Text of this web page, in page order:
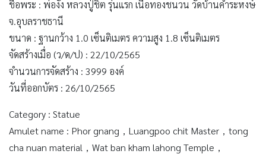
ชื่อพระ : พ่องั่ง หลวงปู่ชิต รุ่นแรก เนื้อทองชนวน วัดบ้านคำระหงษ์
จ.อุบลราชธานี
ขนาด : ฐานกว้าง 1.0 เซ็นติเมตร ความสูง 1.8 เซ็นติเมตร
จัดสร้างเมื่อ (ว/ด/ป) : 22/10/2565
จำนวนการจัดสร้าง : 3999 องค์
วันที่ออกบัตร : 26/10/2565
Category : Statue
Amulet name : Phor gnang，Luangpoo chit Master，tong
cha nuan material，Wat ban kham lahong Temple，